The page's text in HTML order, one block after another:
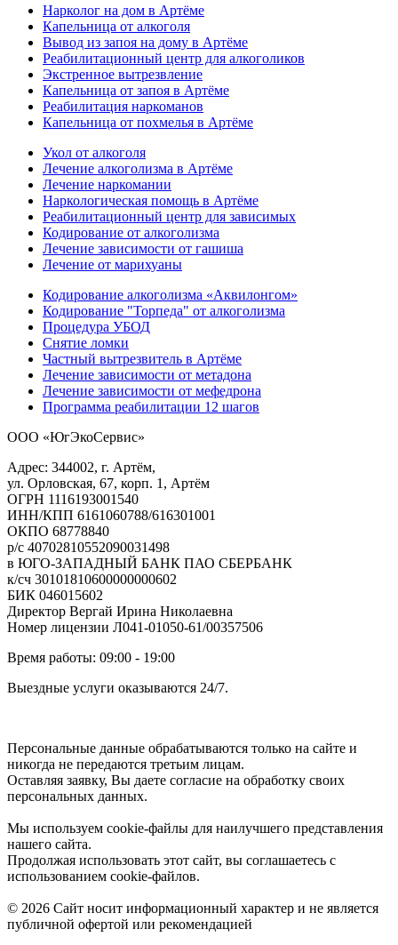
Нарколог на дом в Артёме
Капельница от алкоголя
Вывод из запоя на дому в Артёме
Реабилитационный центр для алкоголиков
Экстренное вытрезвление
Капельница от запоя в Артёме
Реабилитация наркоманов
Капельница от похмелья в Артёме
Укол от алкоголя
Лечение алкоголизма в Артёме
Лечение наркомании
Наркологическая помощь в Артёме
Реабилитационный центр для зависимых
Кодирование от алкоголизма
Лечение зависимости от гашиша
Лечение от марихуаны
Кодирование алкоголизма «Аквилонгом»
Кодирование "Торпеда" от алкоголизма
Процедура УБОД
Снятие ломки
Частный вытрезвитель в Артёме
Лечение зависимости от метадона
Лечение зависимости от мефедрона
Программа реабилитации 12 шагов
ООО «ЮгЭкоСервис»
Адрес: 344002, г. Артём,
ул. Орловская, 67, корп. 1, Артём
ОГРН 1116193001540
ИНН/КПП 6161060788/616301001
ОКПО 68778840
р/с 40702810552090031498
в ЮГО-ЗАПАДНЫЙ БАНК ПАО СБЕРБАНК
к/сч 30101810600000000602
БИК 046015602
Директор Вергай Ирина Николаевна
Номер лицензии Л041-01050-61/00357506
Время работы: 09:00 - 19:00
Выездные услуги оказываются 24/7.
Персональные данные обрабатываются только на сайте и
никогда не передаются третьим лицам.
Оставляя заявку, Вы даете согласие на обработку своих
персональных данных.
Мы используем cookie-файлы для наилучшего представления
нашего сайта.
Продолжая использовать этот сайт, вы соглашаетесь с
использованием cookie-файлов.
© 2026 Сайт носит информационный характер и не является
публичной офертой или рекомендацией